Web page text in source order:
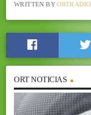
WRITTEN BYORTRADIO
ORT NOTICIAS